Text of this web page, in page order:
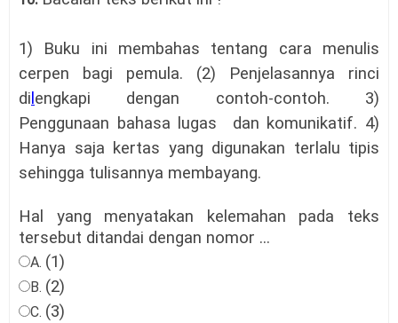
1) Buku ini membahas tentang cara menulis
cerpen bagi pemula. (2) Penjelasannya rinci
dilengkapi dengan contoh-contoh. 3)
Penggunaan bahasa lugas dan komunikatif. 4)
Hanya saja kertas yang digunakan terlalu tipis
sehingga tulisannya membayang.
Hal yang menyatakan kelemahan pada teks
tersebut ditandai dengan nomor ...
A. (1)
B. (2)
C. (3)